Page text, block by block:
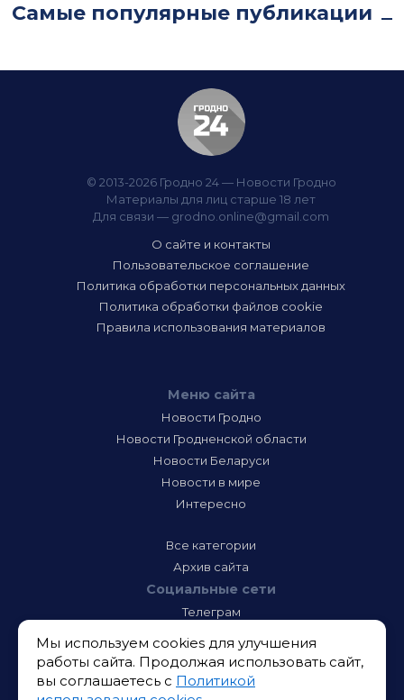
Самые популярные публикации
© 2013-2026 Гродно 24 — Новости Гродно
Материалы для лиц старше 18 лет
Для связи — grodno.online@gmail.com
О сайте и контакты
Пользовательское соглашение
Политика обработки персональных данных
Политика обработки файлов cookie
Правила использования материалов
Меню сайта
Новости Гродно
Новости Гродненской области
Новости Беларуси
Новости в мире
Интересно
Все категории
Архив сайта
Социальные сети
Телеграм
Инстаграм
Тик-Ток
Одноклассники
Мы используем cookies для улучшения
работы сайта. Продолжая использовать сайт,
вы соглашаетесь с Политикой